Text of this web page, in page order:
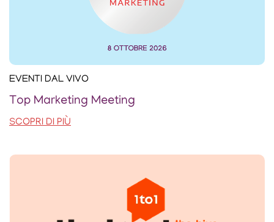
EVENTI DAL VIVO
Top Marketing Meeting
SCOPRI DI PIÙ